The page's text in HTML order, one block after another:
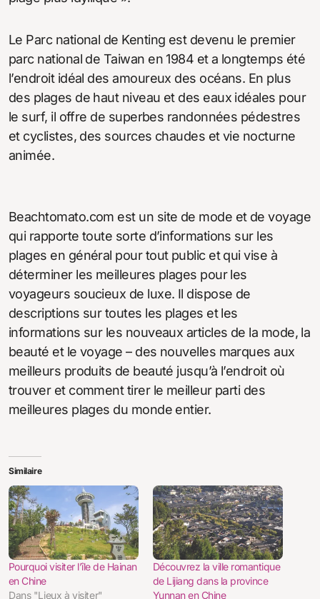
Le Parc national de Kenting est devenu le premier
parc national de Taiwan en 1984 et a longtemps été
l’endroit idéal des amoureux des océans. En plus
des plages de haut niveau et des eaux idéales pour
le surf, il offre de superbes randonnées pédestres
et cyclistes, des sources chaudes et vie nocturne
animée.
Beachtomato.com est un site de mode et de voyage
qui rapporte toute sorte d’informations sur les
plages en général pour tout public et qui vise à
déterminer les meilleures plages pour les
voyageurs soucieux de luxe. Il dispose de
descriptions sur toutes les plages et les
informations sur les nouveaux articles de la mode, la
beauté et le voyage – des nouvelles marques aux
meilleurs produits de beauté jusqu’à l’endroit où
trouver et comment tirer le meilleur parti des
meilleures plages du monde entier.
Similaire
Pourquoi visiter l’île de Hainan
en Chine
Dans "Lieux à visiter"
Découvrez la ville romantique
de Lijiang dans la province
Yunnan en Chine